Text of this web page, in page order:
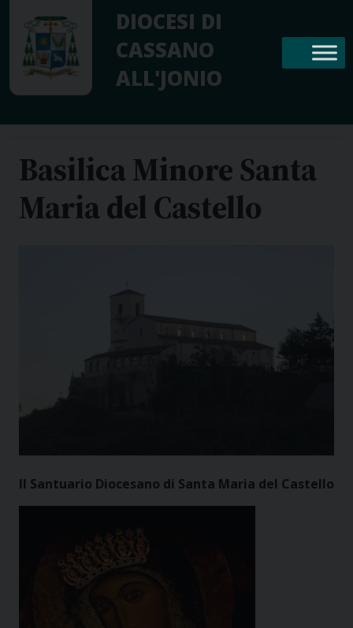
content
DIOCESI DI
CASSANO
ALL'JONIO
Basilica Minore Santa
Maria del Castello
Il Santuario Diocesano di Santa Maria del Castello